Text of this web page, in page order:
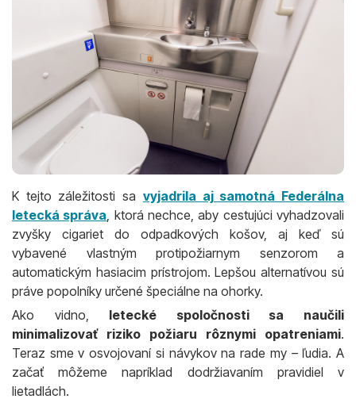
K tejto záležitosti sa vyjadrila aj samotná Federálna
letecká správa, ktorá nechce, aby cestujúci vyhadzovali
zvyšky cigariet do odpadkových košov, aj keď sú
vybavené vlastným protipožiarnym senzorom a
automatickým hasiacim prístrojom. Lepšou alternatívou sú
práve popolníky určené špeciálne na ohorky.
Ako vidno, letecké spoločnosti sa naučili
minimalizovať riziko požiaru rôznymi opatreniami.
Teraz sme v osvojovaní si návykov na rade my – ľudia. A
začať môžeme napríklad dodržiavaním pravidiel v
lietadlách.